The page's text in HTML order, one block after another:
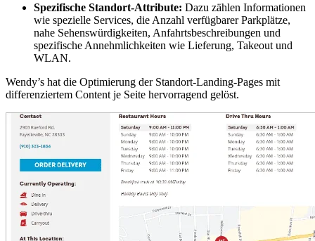
Spezifische Standort-Attribute: Dazu zählen Informationen
wie spezielle Services, die Anzahl verfügbarer Parkplätze,
nahe Sehenswürdigkeiten, Anfahrtsbeschreibungen und
spezifische Annehmlichkeiten wie Lieferung, Takeout und
WLAN.
Wendy’s hat die Optimierung der Standort-Landing-Pages mit
differenziertem Content je Seite hervorragend gelöst.